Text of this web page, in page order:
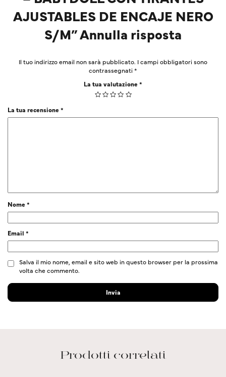
AJUSTABLES DE ENCAJE NERO
S/M” Annulla risposta
Il tuo indirizzo email non sarà pubblicato. I campi obbligatori sono
contrassegnati*
La tua valutazione*
La tua recensione*
Nome*
Email *
Salva il mio nome, email e sito web in questo browser per la prossima
volta che commento.
Prodotti correlati